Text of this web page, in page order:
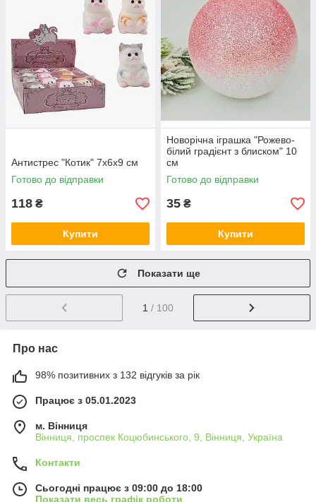
Антистрес "Котик" 7х6х9 см
Готово до відправки
118 ₴
Купити
Новорічна іграшка "Рожево-
білий градієнт з блиском" 10
см
Готово до відправки
35 ₴
Купити
Показати ще
1 / 100
Про нас
98% позитивних з 132 відгуків за рік
Працює з 05.01.2023
м. Вінниця
Вінниця, проспек Коцюбинського, 9, Вінниця, Україна
Контакти
Сьогодні працює з 09:00 до 18:00
Показати весь графік роботи